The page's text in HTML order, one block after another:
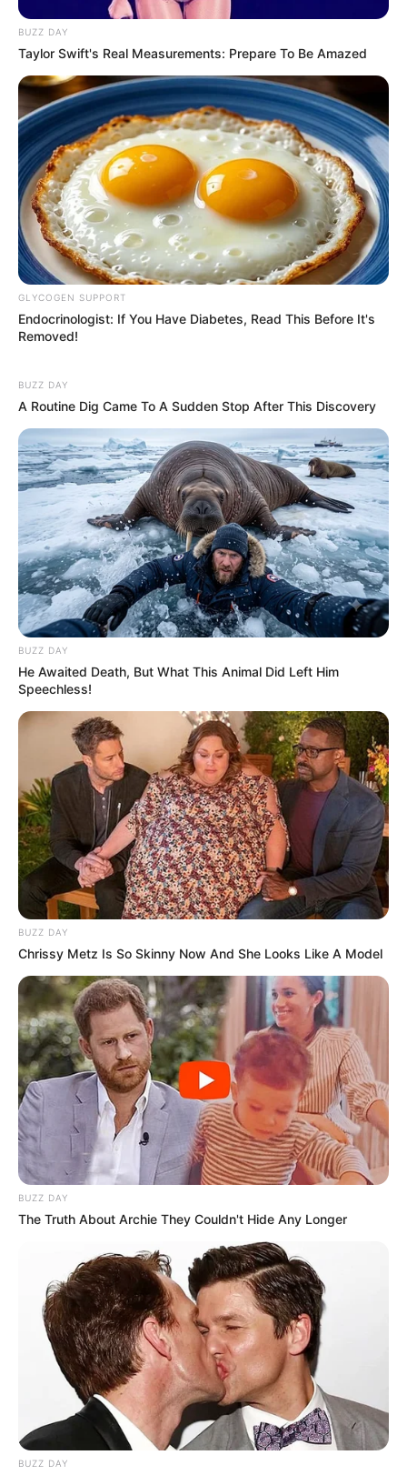
BUZZ DAY
Taylor Swift's Real Measurements: Prepare To Be Amazed
GLYCOGEN SUPPORT
Endocrinologist: If You Have Diabetes, Read This Before It's
Removed!
BUZZ DAY
A Routine Dig Came To A Sudden Stop After This Discovery
BUZZ DAY
He Awaited Death, But What This Animal Did Left Him
Speechless!
BUZZ DAY
Chrissy Metz Is So Skinny Now And She Looks Like A Model
BUZZ DAY
The Truth About Archie They Couldn't Hide Any Longer
BUZZ DAY